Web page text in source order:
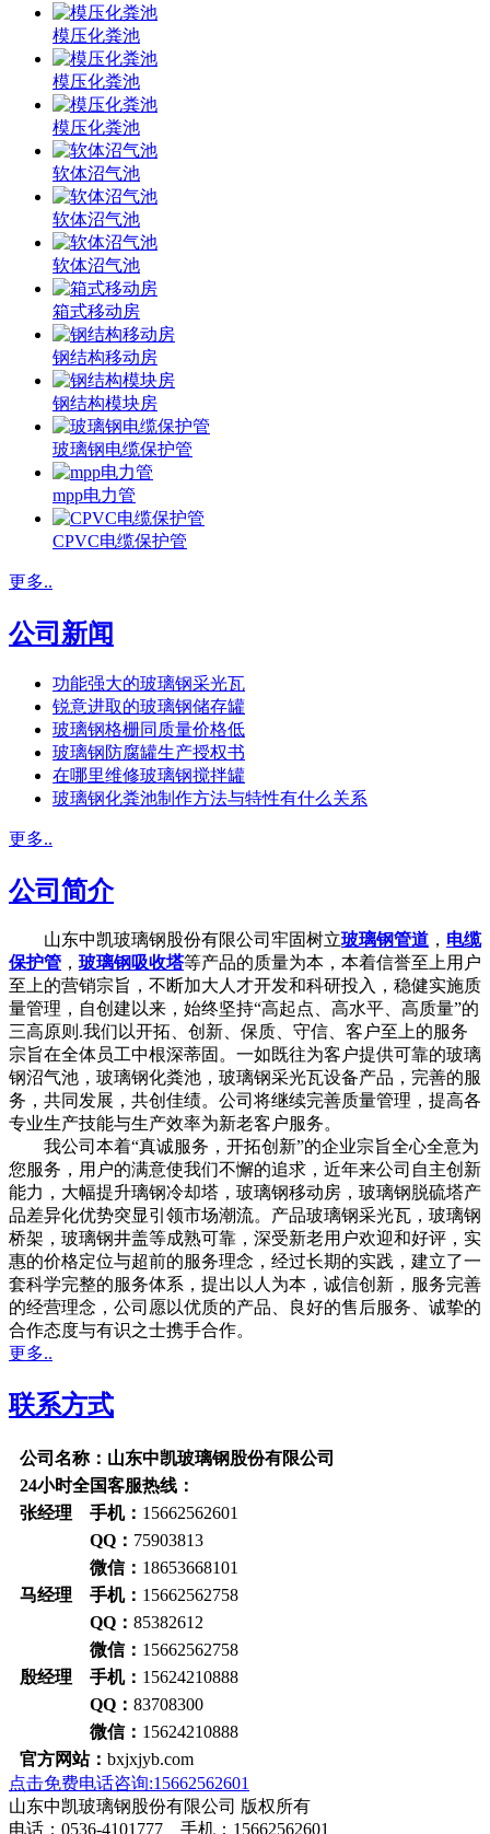
模压化粪池
模压化粪池
模压化粪池
软体沼气池
软体沼气池
软体沼气池
箱式移动房
钢结构移动房
钢结构模块房
玻璃钢电缆保护管
mpp电力管
CPVC电缆保护管
更多..
公司新闻
功能强大的玻璃钢采光瓦
锐意进取的玻璃钢储存罐
玻璃钢格栅同质量价格低
玻璃钢防腐罐生产授权书
在哪里维修玻璃钢搅拌罐
玻璃钢化粪池制作方法与特性有什么关系
更多..
公司简介
山东中凯玻璃钢股份有限公司牢固树立玻璃钢管道 ， 电缆
保护管 ， 玻璃钢吸收塔等产品的质量为本，本着信誉至上用户
至上的营销宗旨，不断加大人才开发和科研投入，稳健实施质
量管理，自创建以来，始终坚持“高起点、高水平、高质量”的
三高原则.我们以开拓、创新、保质、守信、客户至上的服务
宗旨在全体员工中根深蒂固。一如既往为客户提供可靠的玻璃
钢沼气池，玻璃钢化粪池，玻璃钢采光瓦设备产品，完善的服
务，共同发展，共创佳绩。公司将继续完善质量管理，提高各
专业生产技能与生产效率为新老客户服务。
我公司本着“真诚服务，开拓创新”的企业宗旨全心全意为
您服务，用户的满意使我们不懈的追求，近年来公司自主创新
能力，大幅提升璃钢冷却塔，玻璃钢移动房，玻璃钢脱硫塔产
品差异化优势突显引领市场潮流。产品玻璃钢采光瓦，玻璃钢
桥架，玻璃钢井盖等成熟可靠，深受新老用户欢迎和好评，实
惠的价格定位与超前的服务理念，经过长期的实践，建立了一
套科学完整的服务体系，提出以人为本，诚信创新，服务完善
的经营理念，公司愿以优质的产品、良好的售后服务、诚挚的
合作态度与有识之士携手合作。
更多..
联系方式
公司名称：山东中凯玻璃钢股份有限公司
24小时全国客服热线：
张经理 手机： 15662562601
QQ： 75903813
微信： 18653668101
马经理 手机： 15662562758
QQ： 85382612
微信： 15662562758
殷经理 手机： 15624210888
QQ： 83708300
微信： 15624210888
官方网站： bxjxjyb.com
点击免费电话咨询:15662562601
山东中凯玻璃钢股份有限公司 版权所有
电话：0536-4101777 手机：15662562601